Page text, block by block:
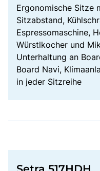
Ergonomische Sitze
Sitzabstand,
Espressomaschine,
Würstlkocher und
Unterhaltung an
Board Navi,
in jeder Sitzreihe